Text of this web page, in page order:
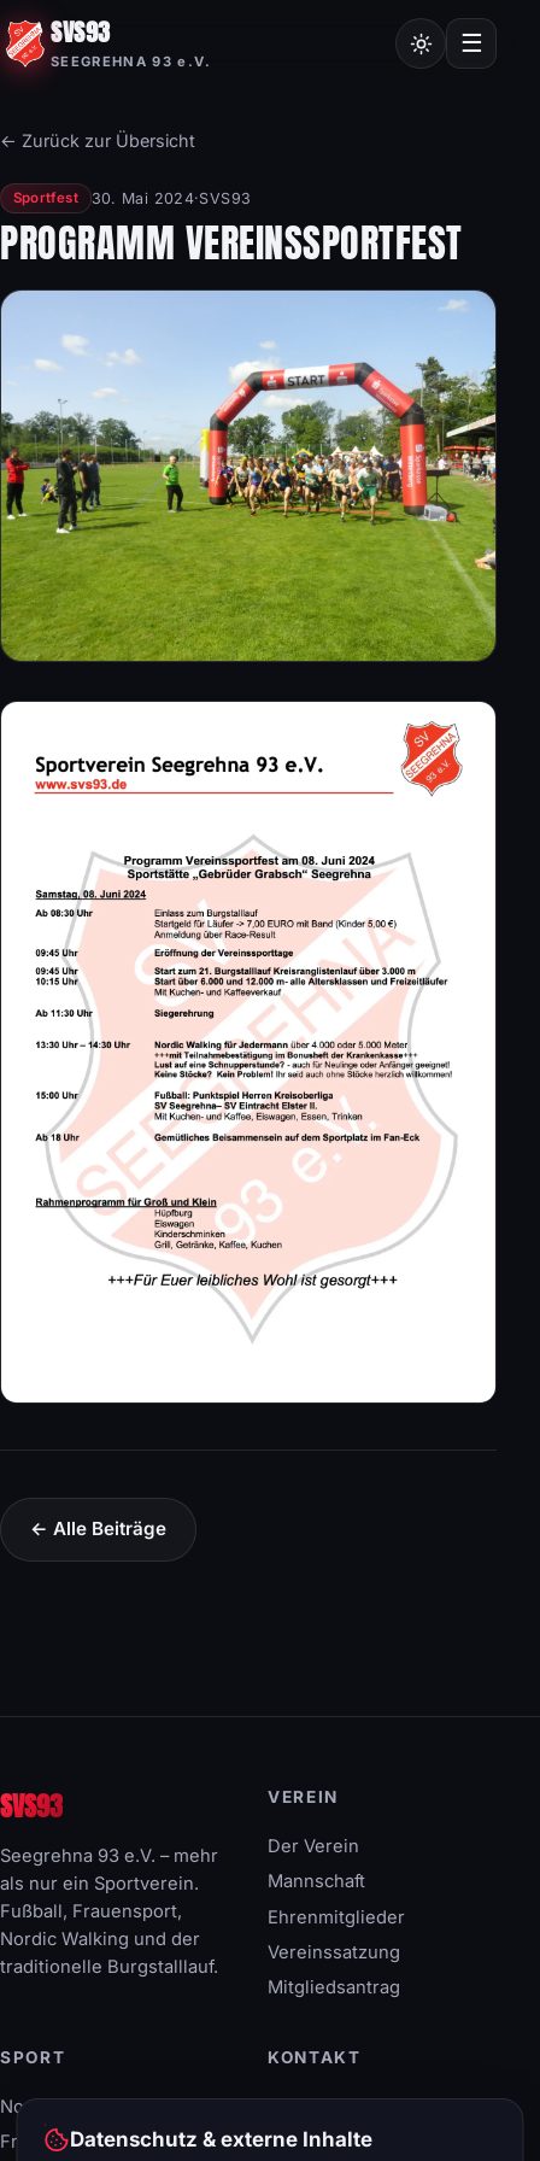
SVS93
SEEGREHNA 93 e.V.
Chroniken
Frauensport
☰
← Zurück zur Übersicht
Sportfest 30. Mai 2024·SVS93
PROGRAMM VEREINSSPORTFEST
← Alle Beiträge
SVS93
Seegrehna 93 e.V. – mehr
als nur ein Sportverein.
Fußball, Frauensport,
Nordic Walking und der
traditionelle Burgstalllauf.
VEREIN
Der Verein
Mannschaft
Ehrenmitglieder
Vereinssatzung
Mitgliedsantrag
SPORT
Nordic Walking
Frauensport
KONTAKT
Breitscheidstraße 40
06886 Lutherstadt
Datenschutz & externe Inhalte